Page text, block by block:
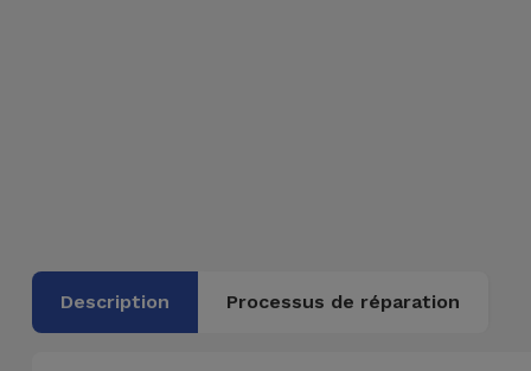
Traceurs et
Accessoires
Description Processus de réparation